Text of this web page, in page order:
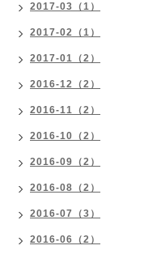
2017-03（1）
2017-02（1）
2017-01（2）
2016-12（2）
2016-11（2）
2016-10（2）
2016-09（2）
2016-08（2）
2016-07（3）
2016-06（2）